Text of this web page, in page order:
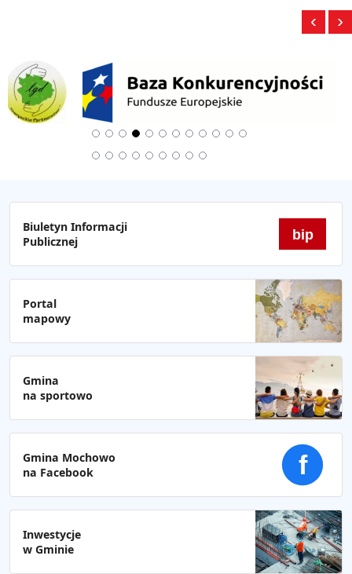
‹ ›
Biuletyn Informacji
Publicznej
bip
Portal
mapowy
Gmina
na sportowo
Gmina Mochowo
na Facebook
f
Inwestycje
w Gminie